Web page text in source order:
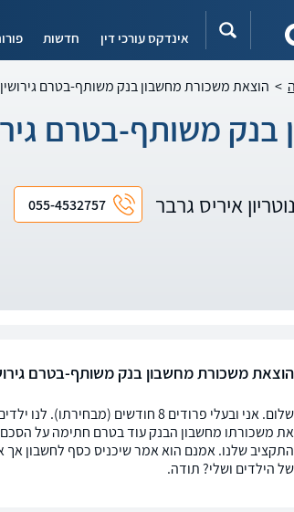
אינדקס עורכי דין חדשות
> הוצאת משכורת מחשבון בנק משותף-בטרם
משותף-בטרם
איריס גרבר 055-4532757
הוצאת משכורת מחשבון בנק משותף-בטרם
את משכורתו מחשבון הבנק עוד בטרם חתימה על הסכם
התקציב שלנו. אמנם הוא אמר שיכניס כסף לחשבון אך
של הילדים ושלי? תודה.